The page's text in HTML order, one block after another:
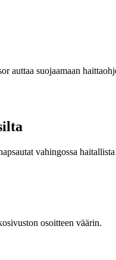
suojaamaan
vahingossa
osoitteen väärin.